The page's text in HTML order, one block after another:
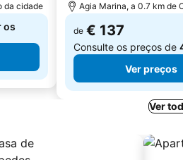
da cidade
os
Agia Marina, a 0.7 km de
de € 137
Consulte os preços de
Ver preços
Ver